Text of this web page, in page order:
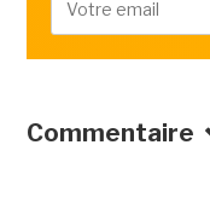
Commentaire